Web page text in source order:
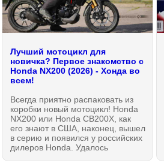
Лучший мотоцикл для
новичка? Первое знакомство с
Honda NX200 (2026) - Хонда во
всем!
Всегда приятно распаковать из
коробки новый мотоцикл! Honda
NX200 или Honda CB200X, как
его знают в США, наконец, вышел
в серию и появился у российских
дилеров Honda. Удалось